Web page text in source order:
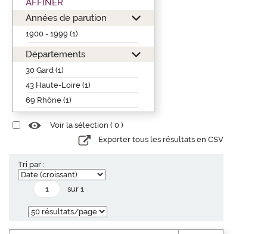
Années de parution
1900 - 1999 (1)
Départements
30 Gard (1)
43 Haute-Loire (1)
69 Rhône (1)
Voir la sélection ( 0 )
Exporter tous les résultats en CSV
Tri par :
sur 1